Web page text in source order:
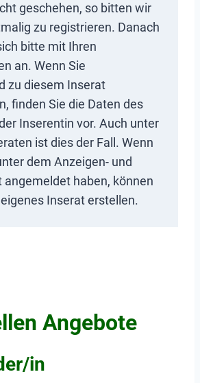
geschehen, so bitten wir
zu registrieren. Danach
bitte mit Ihren
an. Wenn Sie
zu diesem Inserat
finden Sie die Daten des
Inserentin vor. Auch unter
ist dies der Fall. Wenn
dem Anzeigen- und
haben, können
Inserat erstellen.
Angebote
in